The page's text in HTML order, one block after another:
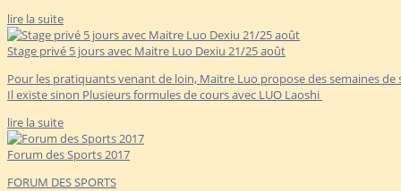
lire la suite
Stage privé 5 jours avec Maitre Luo Dexiu 21/25 août
Pour les pratiquants venant de loin, Maitre Luo propose des semaines
Il existe sinon Plusieurs formules de cours avec LUO Laoshi
lire la suite
Forum des Sports 2017
FORUM DES SPORTS